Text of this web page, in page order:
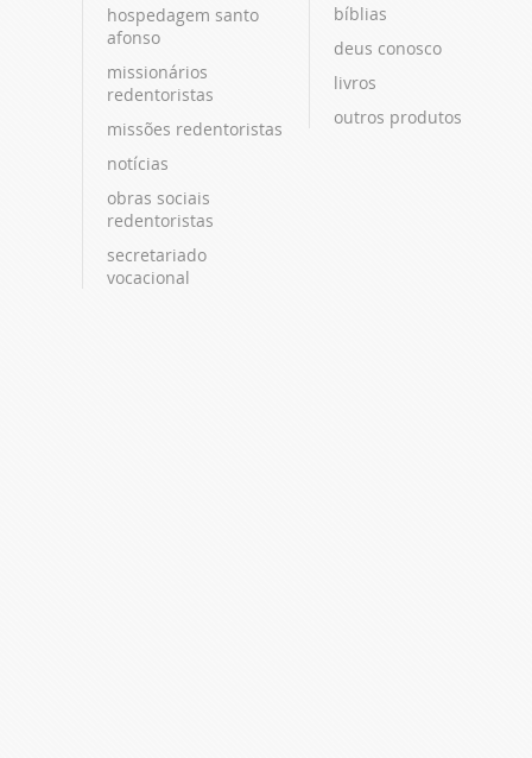
hospedagem santo
afonso
missionários
redentoristas
missões redentoristas
notícias
obras sociais
redentoristas
secretariado
vocacional
bíblias
deus conosco
livros
outros produtos